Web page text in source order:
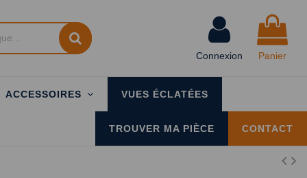
Connexion Panier
ACCESSOIRES VUES ÉCLATÉES
CONTACT
TROUVER MA PIÈCE